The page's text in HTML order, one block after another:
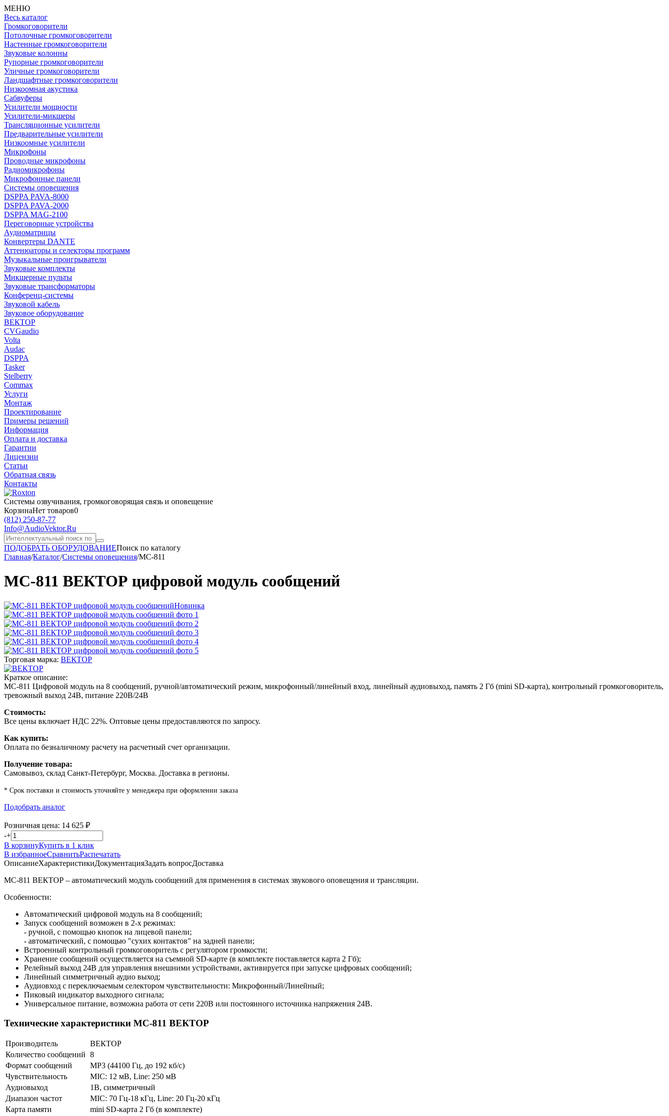
МЕНЮ
Весь каталог
Громкоговорители
Потолочные громкоговорители
Настенные громкоговорители
Звуковые колонны
Рупорные громкоговорители
Уличные громкоговорители
Ландшафтные громкоговорители
Низкоомная акустика
Сабвуферы
Усилители мощности
Усилители-микшеры
Трансляционные усилители
Предварительные усилители
Низкоомные усилители
Микрофоны
Проводные микрофоны
Радиомикрофоны
Микрофонные панели
Системы оповещения
DSPPA PAVA-8000
DSPPA PAVA-2000
DSPPA MAG-2100
Переговорные устройства
Аудиоматрицы
Конвертеры DANTE
Аттенюаторы и селекторы программ
Музыкальные проигрыватели
Звуковые комплекты
Микшерные пульты
Звуковые трансформаторы
Конференц-системы
Звуковой кабель
Звуковое оборудование
ВЕКТОР
CVGaudio
Volta
Audac
DSPPA
Tasker
Stelberry
Commax
Услуги
Монтаж
Проектирование
Примеры решений
Информация
Оплата и доставка
Гарантии
Лицензии
Статьи
Обратная связь
Контакты
Системы озвучивания, громкоговорящая связь и оповещение
КорзинаНет товаров0
(812) 250-87-77
Info@AudioVektor.Ru
ПОДОБРАТЬ ОБОРУДОВАНИЕПоиск по каталогу
Главная/Каталог/Системы оповещения/МС-811
МС-811 ВЕКТОР цифровой модуль сообщений
Новинка
Торговая марка: ВЕКТОР
Краткое описание:
МС-811 Цифровой модуль на 8 сообщений, ручной/автоматический режим, микрофонный/линейный вход, линейный аудиовыход, память 2 Гб (mini SD-карта), контрольный громкоговоритель,
тревожный выход 24В, питание 220В/24В
Стоимость:
Все цены включает НДС 22%. Оптовые цены предоставляются по запросу.
Как купить:
Оплата по безналичному расчету на расчетный счет организации.
Получение товара:
Самовывоз, склад Санкт-Петербург, Москва. Доставка в регионы.
* Срок поставки и стоимость уточняйте у менеджера при оформлении заказа
Подобрать аналог
Розничная цена: 14 625 ₽
-+
В корзинуКупить в 1 клик
В избранноеСравнитьРаспечатать
ОписаниеХарактеристикиДокументацияЗадать вопросДоставка
МС-811 ВЕКТОР – автоматический модуль сообщений для применения в системах звукового оповещения и трансляции.
Особенности:
Автоматический цифровой модуль на 8 сообщений;
Запуск сообщений возможен в 2-х режимах:
- ручной, с помощью кнопок на лицевой панели;
- автоматический, с помощью "сухих контактов" на задней панели;
Встроенный контрольный громкоговоритель с регулятором громкости;
Хранение сообщений осуществляется на съемной SD-карте (в комплекте поставляется карта 2 Гб);
Релейный выход 24В для управления внешними устройствами, активируется при запуске цифровых сообщений;
Линейный симметричный аудио выход;
Аудиовход с переключаемым селектором чувствительности: Микрофонный/Линейный;
Пиковый индикатор выходного сигнала;
Универсальное питание, возможна работа от сети 220В или постоянного источника напряжения 24В.
Технические характеристики МС-811 ВЕКТОР
Производитель
ВЕКТОР
Количество сообщений 8
Формат сообщений
МР3 (44100 Гц, до 192 кб/c)
Чувствительность
MIC: 12 мВ, Line: 250 мВ
Аудиовыход
1В, симметричный
Диапазон частот
MIC: 70 Гц-18 кГц, Line: 20 Гц-20 кГц
Карта памяти
mini SD-карта 2 Гб (в комплекте)